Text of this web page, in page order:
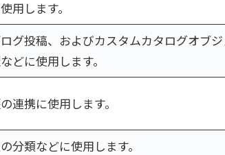
用します。
グ投稿、およびカスタムカタログオブ
どに使用します。
連携に使用します。
分類などに使用します。